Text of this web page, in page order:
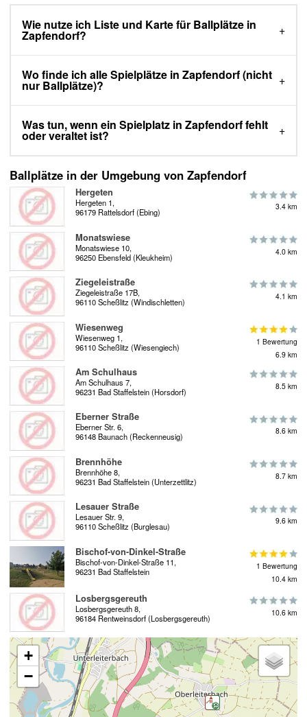
Wie nutze ich Liste und Karte für Ballplätze in
Zapfendorf?
Wo finde ich alle Spielplätze in Zapfendorf (nicht
nur Ballplätze)?
Was tun, wenn ein Spielplatz in Zapfendorf fehlt
oder veraltet ist?
Ballplätze in der Umgebung von Zapfendorf
Hergeten
Hergeten 1,
96179 Rattelsdorf (Ebing)
3.4 km
Monatswiese
Monatswiese 10,
96250 Ebensfeld (Kleukheim)
4.0 km
Ziegeleistraße
Ziegeleistraße 17B,
96110 Scheßlitz (Windischletten)
4.1 km
Wiesenweg
Wiesenweg 1,
96110 Scheßlitz (Wiesengiech)
1 Bewertung
6.9 km
Am Schulhaus
Am Schulhaus 7,
96231 Bad Staffelstein (Horsdorf)
8.5 km
Eberner Straße
Eberner Str. 6,
96148 Baunach (Reckenneusig)
8.6 km
Brennhöhe
Brennhöhe 8,
96231 Bad Staffelstein (Unterzettlitz)
8.7 km
Lesauer Straße
Lesauer Str. 9,
96110 Scheßlitz (Burglesau)
9.6 km
Bischof-von-Dinkel-Straße
Bischof-von-Dinkel-Straße 11,
96231 Bad Staffelstein
1 Bewertung
10.4 km
Losbergsgereuth
Losbergsgereuth 8,
96184 Rentweinsdorf (Losbergsgereuth)
10.6 km
+
−